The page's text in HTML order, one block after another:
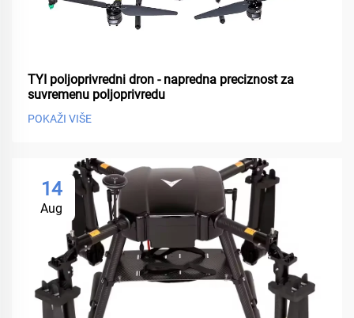
TYI poljoprivredni dron - napredna preciznost za
suvremenu poljoprivredu
POKAŽI VIŠE
14
Aug